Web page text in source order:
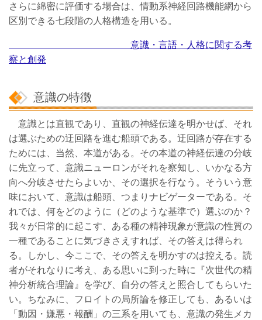
さらに綿密に評価する場合は、情動系神経回路機能網から
区別できる七段階の人格構造を用いる。
意識・言語・人格に関する考
察と創発
意識の特徴
意識とは直観であり、直観の神経伝達を明かせば、それ
は選ぶための迂回路を進む船頭である。迂回路が存在する
ためには、当然、本道がある。その本道の神経伝達の分岐
に先立って、意識ニューロンがそれを察知し、いかなる方
向へ分岐させたらよいか、その選択を行なう。そういう意
味において、意識は船頭、つまりナビゲーターである。そ
れでは、何をどのように（どのような基準で）選ぶのか？
我々が日常的に起こす、ある種の精神現象が意識の性質の
一種であることに気づきさえすれば、その答えは得られ
る。しかし、今ここで、その答えを明かすのは控える。読
者がそれなりに考え、ある思いに到った時に『次世代の精
神分析統合理論』を学び、自分の答えと照合してもらいた
い。ちなみに、フロイトの局所論を修正しても、あるいは
「動因・嫌悪・報酬」の三系を用いても、意識の発生メカ